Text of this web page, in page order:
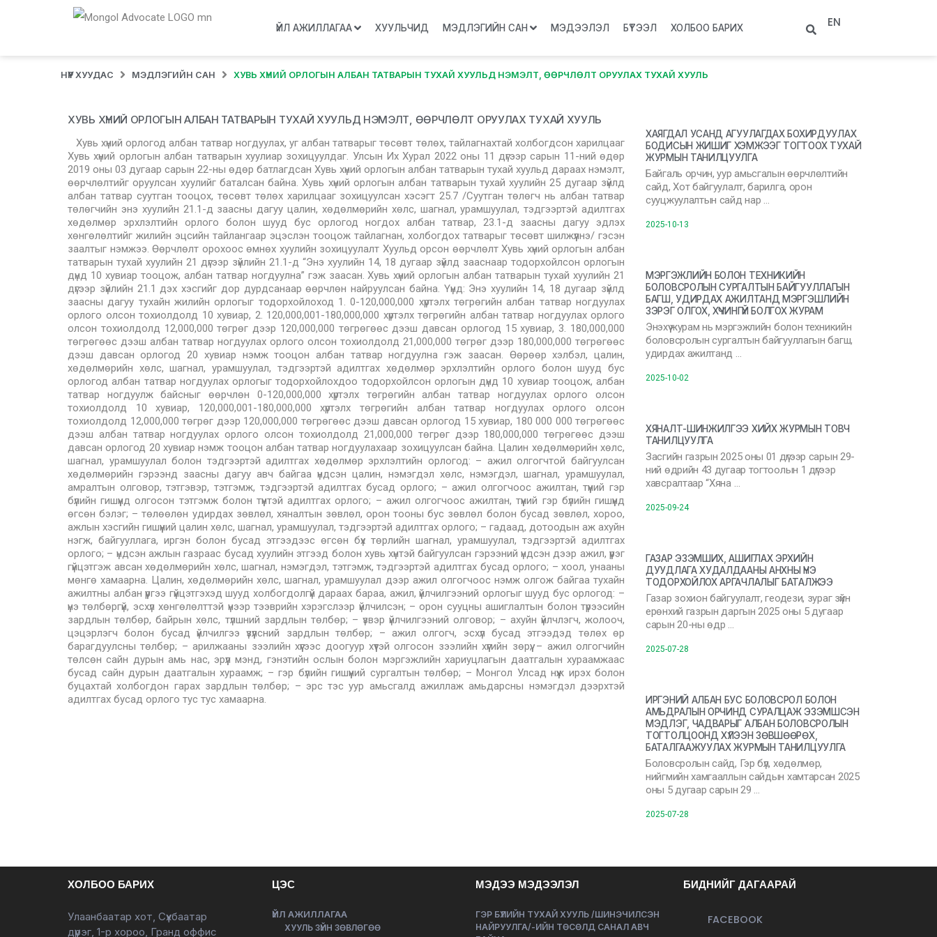
ҮЙЛ АЖИЛЛАГАА ХУУЛЬЧИД МЭДЛЭГИЙН САН МЭДЭЭЛЭЛ БҮТЭЭЛ ХОЛБОО БАРИХ EN
НҮҮР ХУУДАС МЭДЛЭГИЙН САН ХУВЬ ХҮНИЙ ОРЛОГЫН АЛБАН ТАТВАРЫН ТУХАЙ ХУУЛЬД НЭМЭЛТ, ӨӨРЧЛӨЛТ ОРУУЛАХ ТУХАЙ ХУУЛЬ
ХУВЬ ХҮНИЙ ОРЛОГЫН АЛБАН ТАТВАРЫН ТУХАЙ ХУУЛЬД НЭМЭЛТ, ӨӨРЧЛӨЛТ ОРУУЛАХ ТУХАЙ ХУУЛЬ
Хувь хүний орлогод албан татвар ногдуулах, уг албан татварыг төсөвт төлөх, тайлагнахтай холбогдсон харилцааг
Хувь хүний орлогын албан татварын хуулиар зохицуулдаг. Улсын Их Хурал 2022 оны 11 дүгээр сарын 11-ний өдөр
2019 оны 03 дугаар сарын 22-ны өдөр батлагдсан Хувь хүний орлогын албан татварын тухай хуульд дараах нэмэлт,
өөрчлөлтийг оруулсан хуулийг баталсан байна. Хувь хүний орлогын албан татварын тухай хуулийн 25 дугаар зүйлд
албан татвар суутган тооцох, төсөвт төлөх харилцааг зохицуулсан хэсэгт 25.7 /Суутган төлөгч нь албан татвар
төлөгчийн энэ хуулийн 21.1-д заасны дагуу цалин, хөдөлмөрийн хөлс, шагнал, урамшуулал, тэдгээртэй адилтгах
хөдөлмөр эрхлэлтийн орлого болон шууд бус орлогод ногдох албан татвар, 23.1-д заасны дагуу эдлэх
хөнгөлөлтийг жилийн эцсийн тайлангаар эцэслэн тооцож тайлагнан, холбогдох татварыг төсөвт шилжүүлнэ/ гэсэн
заалтыг нэмжээ. Өөрчлөлт орохоос өмнөх хуулийн зохицуулалт Хуульд орсон өөрчлөлт Хувь хүний орлогын албан
татварын тухай хуулийн 21 дүгээр зүйлийн 21.1-д “Энэ хуулийн 14, 18 дугаар зүйлд зааснаар тодорхойлсон орлогын
дүнд 10 хувиар тооцож, албан татвар ногдуулна” гэж заасан. Хувь хүний орлогын албан татварын тухай хуулийн 21
дүгээр зүйлийн 21.1 дэх хэсгийг дор дурдсанаар өөрчлөн найруулсан байна. Үүнд: Энэ хуулийн 14, 18 дугаар зүйлд
заасны дагуу тухайн жилийн орлогыг тодорхойлоход 1. 0-120,000,000 хүртэлх төгрөгийн албан татвар ногдуулах
орлого олсон тохиолдолд 10 хувиар, 2. 120,000,001-180,000,000 хүртэлх төгрөгийн албан татвар ногдуулах орлого
олсон тохиолдолд 12,000,000 төгрөг дээр 120,000,000 төгрөгөөс дээш давсан орлогод 15 хувиар, 3. 180,000,000
төгрөгөөс дээш албан татвар ногдуулах орлого олсон тохиолдолд 21,000,000 төгрөг дээр 180,000,000 төгрөгөөс
дээш давсан орлогод 20 хувиар нэмж тооцон албан татвар ногдуулна гэж заасан. Өөрөөр хэлбэл, цалин,
хөдөлмөрийн хөлс, шагнал, урамшуулал, тэдгээртэй адилтгах хөдөлмөр эрхлэлтийн орлого болон шууд бус
орлогод албан татвар ногдуулах орлогыг тодорхойлохдоо тодорхойлсон орлогын дүнд 10 хувиар тооцож, албан
татвар ногдуулж байсныг өөрчлөн 0-120,000,000 хүртэлх төгрөгийн албан татвар ногдуулах орлого олсон
тохиолдолд 10 хувиар, 120,000,001-180,000,000 хүртэлх төгрөгийн албан татвар ногдуулах орлого олсон
тохиолдолд 12,000,000 төгрөг дээр 120,000,000 төгрөгөөс дээш давсан орлогод 15 хувиар, 180 000 000 төгрөгөөс
дээш албан татвар ногдуулах орлого олсон тохиолдолд 21,000,000 төгрөг дээр 180,000,000 төгрөгөөс дээш
давсан орлогод 20 хувиар нэмж тооцон албан татвар ногдуулахаар зохицуулсан байна. Цалин хөдөлмөрийн хөлс,
шагнал, урамшуулал болон тэдгээртэй адилтгах хөдөлмөр эрхлэлтийн орлогод: – ажил олгогчтой байгуулсан
хөдөлмөрийн гэрээнд заасны дагуу авч байгаа үндсэн цалин, нэмэгдэл хөлс, нэмэгдэл, шагнал, урамшуулал,
амралтын олговор, тэтгэвэр, тэтгэмж, тэдгээртэй адилтгах бусад орлого; – ажил олгогчоос ажилтан, түүний гэр
бүлийн гишүүнд олгосон тэтгэмж болон түүнтэй адилтгах орлого; – ажил олгогчоос ажилтан, түүний гэр бүлийн гишүүнд
өгсөн бэлэг; – төлөөлөн удирдах зөвлөл, хяналтын зөвлөл, орон тооны бус зөвлөл болон бусад зөвлөл, хороо,
ажлын хэсгийн гишүүний цалин хөлс, шагнал, урамшуулал, тэдгээртэй адилтгах орлого; – гадаад, дотоодын аж ахуйн
нэгж, байгууллага, иргэн болон бусад этгээдээс өгсөн бүх төрлийн шагнал, урамшуулал, тэдгээртэй адилтгах
орлого; – үндсэн ажлын газраас бусад хуулийн этгээд болон хувь хүнтэй байгуулсан гэрээний үндсэн дээр ажил, үүрэг
гүйцэтгэж авсан хөдөлмөрийн хөлс, шагнал, нэмэгдэл, тэтгэмж, тэдгээртэй адилтгах бусад орлого; – хоол, унааны
мөнгө хамаарна. Цалин, хөдөлмөрийн хөлс, шагнал, урамшуулал дээр ажил олгогчоос нэмж олгож байгаа тухайн
ажилтны албан үүргээ гүйцэтгэхэд шууд холбогдолгүй дараах бараа, ажил, үйлчилгээний орлогыг шууд бус орлогод: –
үнэ төлбөргүй, эсхүл хөнгөлөлттэй үнээр тээврийн хэрэгслээр үйлчилсэн; – орон сууцны ашиглалтын болон түрээсийн
зардлын төлбөр, байрын хөлс, түлшний зардлын төлбөр; – үзвэр үйлчилгээний олговор; – ахуйн үйлчлэгч, жолооч,
цэцэрлэгч болон бусад үйлчилгээ үзүүлсний зардлын төлбөр; – ажил олгогч, эсхүл бусад этгээдэд төлөх өр
барагдуулсны төлбөр; – арилжааны зээлийн хүүгээс доогуур хүүтэй олгосон зээлийн хүүгийн зөрүү; – ажил олгогчийн
төлсөн сайн дурын амь нас, эрүүл мэнд, гэнэтийн ослын болон мэргэжлийн хариуцлагын даатгалын хураамжаас
бусад сайн дурын даатгалын хураамж; – гэр бүлийн гишүүний сургалтын төлбөр; – Монгол Улсад нүүж ирэх болон
буцахтай холбогдон гарах зардлын төлбөр; – эрс тэс уур амьсгалд ажиллаж амьдарсны нэмэгдэл дээрхтэй
адилтгах бусад орлого тус тус хамаарна.
ХАЯГДАЛ УСАНД АГУУЛАГДАХ БОХИРДУУЛАХ
БОДИСЫН ЖИШИГ ХЭМЖЭЭГ ТОГТООХ ТУХАЙ
ЖУРМЫН ТАНИЛЦУУЛГА
Байгаль орчин, уур амьсгалын өөрчлөлтийн
сайд, Хот байгуулалт, барилга, орон
сууцжуулалтын сайд нар …
2025-10-13
МЭРГЭЖЛИЙН БОЛОН ТЕХНИКИЙН
БОЛОВСРОЛЫН СУРГАЛТЫН БАЙГУУЛЛАГЫН
БАГШ, УДИРДАХ АЖИЛТАНД МЭРГЭШЛИЙН
ЗЭРЭГ ОЛГОХ, ХҮЧИНГҮЙ БОЛГОХ ЖУРАМ
Энэхүү журам нь мэргэжлийн болон техникийн
боловсролын сургалтын байгууллагын багш,
удирдах ажилтанд …
2025-10-02
ХЯНАЛТ-ШИНЖИЛГЭЭ ХИЙХ ЖУРМЫН ТОВЧ
ТАНИЛЦУУЛГА
Засгийн газрын 2025 оны 01 дүгээр сарын 29-
ний өдрийн 43 дугаар тогтоолын 1 дүгээр
хавсралтаар “Хяна …
2025-09-24
ГАЗАР ЭЗЭМШИХ, АШИГЛАХ ЭРХИЙН
ДУУДЛАГА ХУДАЛДААНЫ АНХНЫ ҮНЭ
ТОДОРХОЙЛОХ АРГАЧЛАЛЫГ БАТАЛЖЭЭ
Газар зохион байгуулалт, геодези, зураг зүйн
ерөнхий газрын даргын 2025 оны 5 дугаар
сарын 20-ны өдр …
2025-07-28
ИРГЭНИЙ АЛБАН БУС БОЛОВСРОЛ БОЛОН
АМЬДРАЛЫН ОРЧИНД СУРАЛЦАЖ ЭЗЭМШСЭН
МЭДЛЭГ, ЧАДВАРЫГ АЛБАН БОЛОВСРОЛЫН
ТОГТОЛЦООНД ХҮЛЭЭН ЗӨВШӨӨРӨХ,
БАТАЛГААЖУУЛАХ ЖУРМЫН ТАНИЛЦУУЛГА
Боловсролын сайд, Гэр бүл, хөдөлмөр,
нийгмийн хамгааллын сайдын хамтарсан 2025
оны 5 дугаар сарын 29 …
2025-07-28
ХОЛБОО БАРИХ
Улаанбаатар хот, Сүхбаатар
дүүрэг, 1-р хороо, Гранд оффис
ЦЭС
ҮЙЛ АЖИЛЛАГАА
ХУУЛЬ ЗҮЙН ЗӨВЛӨГӨӨ
МЭДЭЭ МЭДЭЭЛЭЛ
ГЭР БҮЛИЙН ТУХАЙ ХУУЛЬ /ШИНЭЧИЛСЭН
НАЙРУУЛГА/-ИЙН ТӨСӨЛД САНАЛ АВЧ
БИДНИЙГ ДАГААРАЙ
FACEBOOK